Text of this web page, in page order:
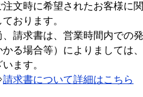
注文時に希望されたお客様に
ております。
、請求書は、営業時間内での
かる場合等）によりましては
います。
請求書について詳細はこちら